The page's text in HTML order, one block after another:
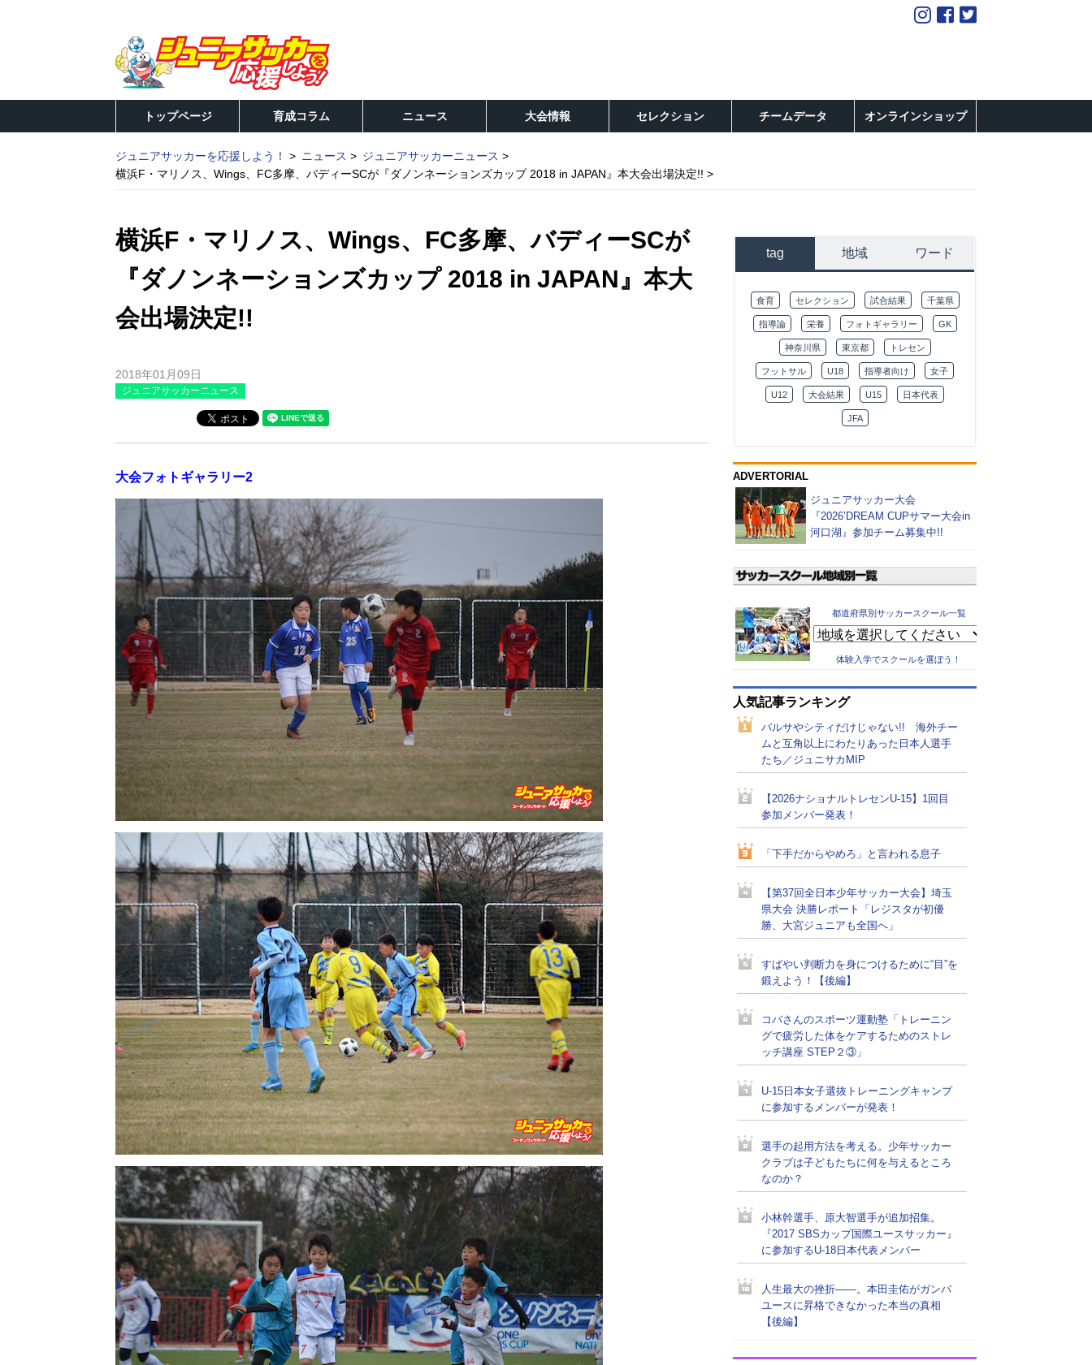
トップページ 育成コラム ニュース 大会情報 セレクション チームデータ オンラインショップ
ジュニアサッカーを応援しよう！ ニュース
ジュニアサッカーニュース
横浜F・マリノス、Wings、FC多摩、バディーSCが『ダノンネーションズカップ 2018 in JAPAN』本大会出場決定!!
横浜F・マリノス、Wings、FC多摩、バディーSCが
『ダノンネーションズカップ 2018 in JAPAN』本大
会出場決定!!
2018年01月09日
ジュニアサッカーニュース
大会フォトギャラリー2
tag 地域 ワード
食育 セレクション 試合結果 千葉県
指導論 栄養 フォトギャラリー GK
神奈川県 東京都 トレセン
フットサル U18 指導者向け 女子
U12 大会結果 U15 日本代表
JFA
ADVERTORIAL
ジュニアサッカー大会
『2026’DREAM CUPサマー大会in
河口湖』参加チーム募集中!!
都道府県別サッカースクール一覧
体験入学でスクールを選ぼう！
人気記事ランキング
バルサやシティだけじゃない!! 海外チー
ムと互角以上にわたりあった日本人選手
たち／ジュニサカMIP
【2026ナショナルトレセンU-15】1回目
参加メンバー発表！
「下手だからやめろ」と言われる息子
【第37回全日本少年サッカー大会】埼玉
県大会 決勝レポート「レジスタが初優
勝、大宮ジュニアも全国へ」
すばやい判断力を身につけるために“目”を
鍛えよう！【後編】
コバさんのスポーツ運動塾「トレーニン
グで疲労した体をケアするためのストレ
ッチ講座 STEP２③」
U-15日本女子選抜トレーニングキャンプ
に参加するメンバーが発表！
選手の起用方法を考える。少年サッカー
クラブは子どもたちに何を与えるところ
なのか？
小林幹選手、原大智選手が追加招集。
『2017 SBSカップ国際ユースサッカー』
に参加するU-18日本代表メンバー
人生最大の挫折――。本田圭佑がガンバ
ユースに昇格できなかった本当の真相
【後編】